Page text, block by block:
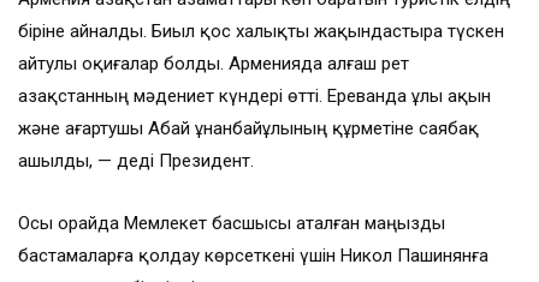
біріне айналды. Биыл қос халықты жақындастыра түскен
айтулы оқиғалар болды. Арменияда алғаш рет
Қазақстанның мәдениет күндері өтті. Ереванда ұлы ақын
және ағартушы Абай Құнанбайұлының құрметіне саябақ
ашылды, — деді Президент.
Осы орайда Мемлекет басшысы аталған маңызды
бастамаларға қолдау көрсеткені үшін Никол Пашинянға